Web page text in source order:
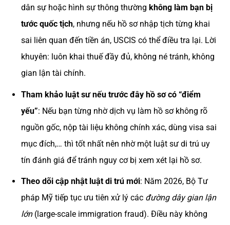
dân sự hoặc hình sự thông thường không làm bạn bị
tước quốc tịch, nhưng nếu hồ sơ nhập tịch từng khai
sai liên quan đến tiền án, USCIS có thể điều tra lại. Lời
khuyên: luôn khai thuế đầy đủ, không né tránh, không
gian lận tài chính.
Tham khảo luật sư nếu trước đây hồ sơ có “điểm
yếu”: Nếu bạn từng nhờ dịch vụ làm hồ sơ không rõ
nguồn gốc, nộp tài liệu không chính xác, dùng visa sai
mục đích,… thì tốt nhất nên nhờ một luật sư di trú uy
tín đánh giá để tránh nguy cơ bị xem xét lại hồ sơ.
Theo dõi cập nhật luật di trú mới: Năm 2026, Bộ Tư
pháp Mỹ tiếp tục ưu tiên xử lý các đường dây gian lận
lớn(large-scale immigration fraud). Điều này không